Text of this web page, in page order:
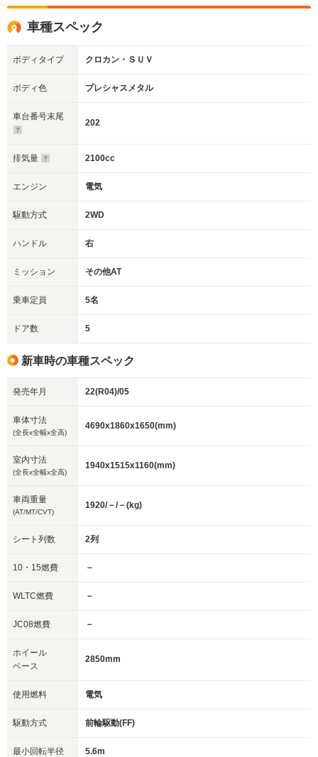
車種スペック
ボディタイプ クロカン・ＳＵＶ
ボディ色 プレシャスメタル
車台番号末尾
202
排気量 2100cc
エンジン 電気
駆動方式 2WD
ハンドル 右
ミッション その他AT
乗車定員 5名
ドア数 5
新車時の車種スペック
発売年月 22(R04)/05
車体寸法
(全長x全幅x全高)
4690x1860x1650(mm)
室内寸法
(全長x全幅x全高)
1940x1515x1160(mm)
車両重量
(AT/MT/CVT)
1920/－/－(kg)
シート列数 2列
10・15燃費 －
WLTC燃費 －
JC08燃費 －
ホイール
ベース
2850mm
使用燃料 電気
駆動方式 前輪駆動(FF)
最小回転半径 5.6m